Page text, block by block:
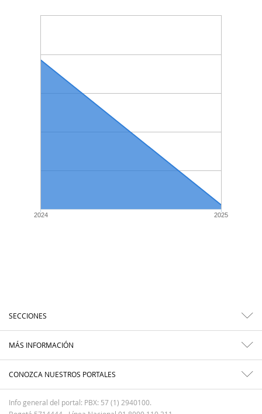
2024 2025
SECCIONES
MÁS INFORMACIÓN
CONOZCA NUESTROS PORTALES
Info general del portal: PBX: 57 (1) 2940100.